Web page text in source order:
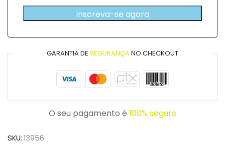
+55
Inscreva-se agora
GARANTIA DE SEGURANÇANO CHECKOUT
O seu pagamento é 100% seguro
SKU:13956